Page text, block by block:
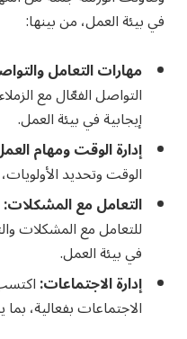
في بيئة العمل، من بينها:
مهارات التعامل
التواصل الفعّال مع
إيجابية في بيئة العمل.
إدارة الوقت ومهام
الوقت وتحديد
التعامل مع المشكلات:
للتعامل مع المشكلات
في بيئة العمل.
إدارة الاجتماعات:
الاجتماعات بفعالية،